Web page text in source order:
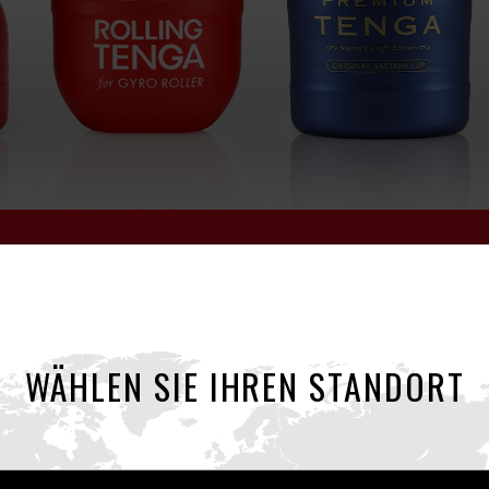
DER CUP-
Vergnügen für alle!
WÄHLEN SIE IHREN STANDORT